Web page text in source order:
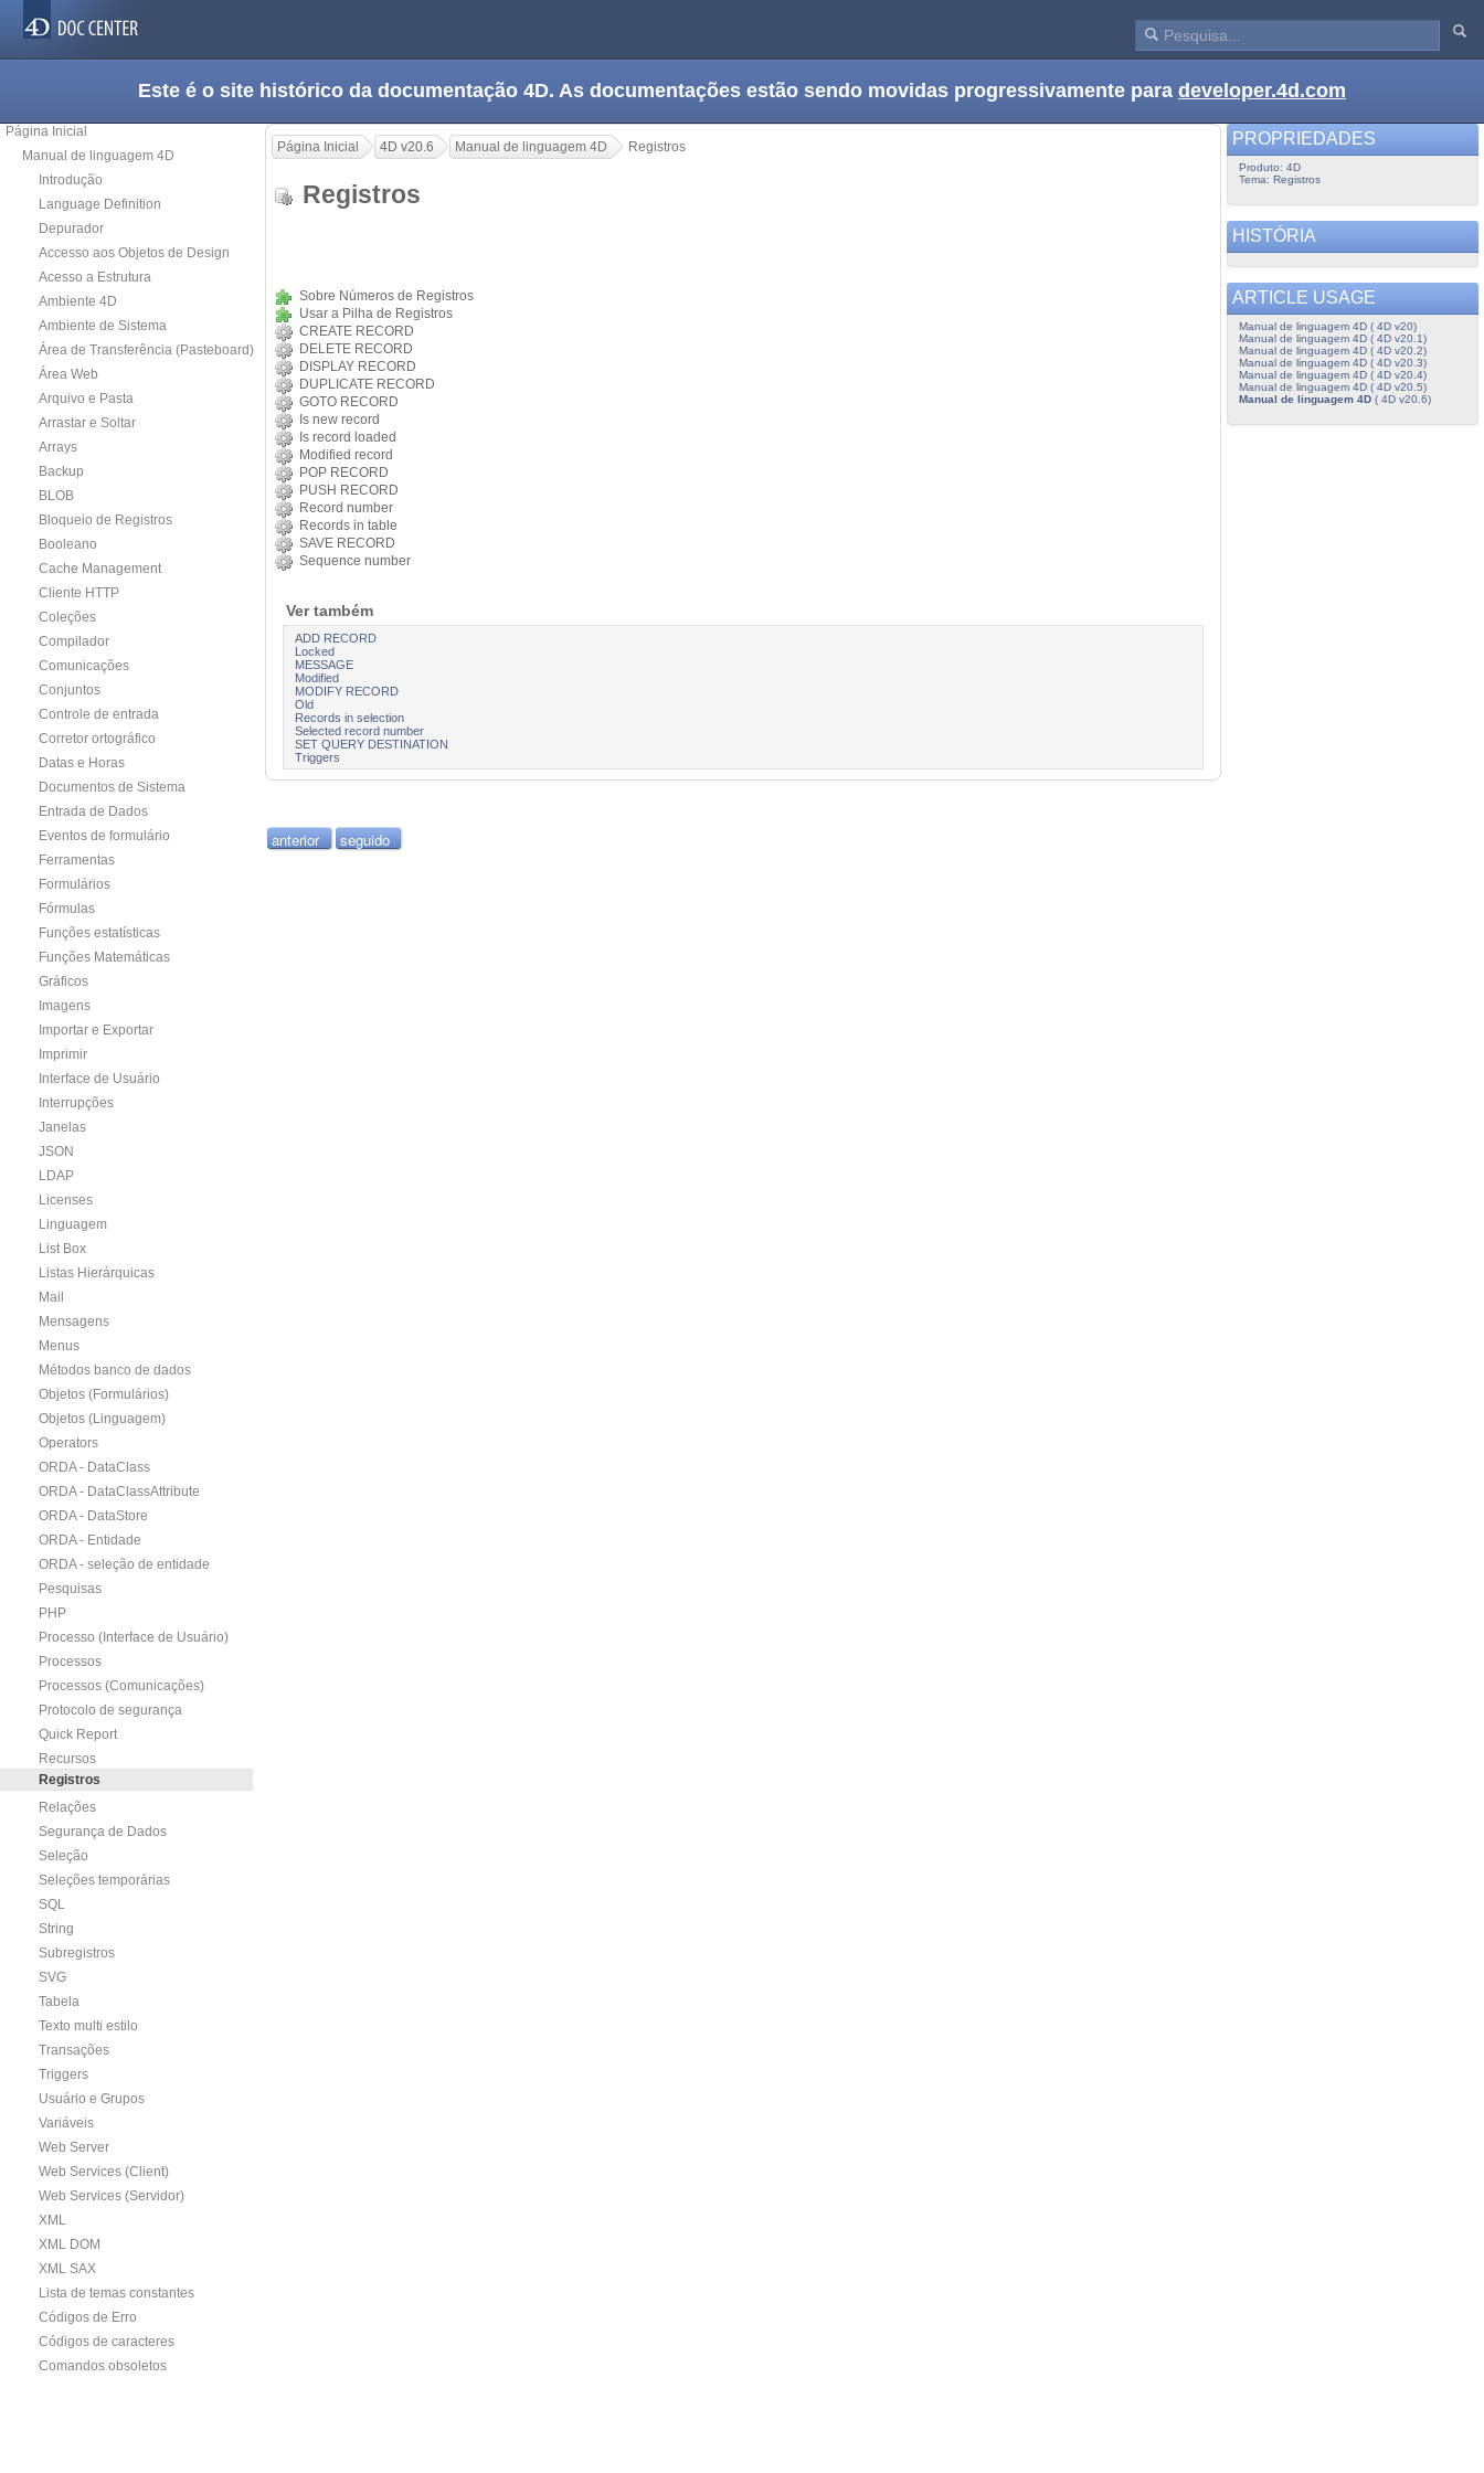
Este é o site histórico da documentação 4D. As documentações estão sendo movidas progressivamente para developer.4d.com
Página Inicial
Manual de linguagem 4D
Introdução
Language Definition
Depurador
Accesso aos Objetos de Design
Acesso a Estrutura
Ambiente 4D
Ambiente de Sistema
Área de Transferência (Pasteboard)
Área Web
Arquivo e Pasta
Arrastar e Soltar
Arrays
Backup
BLOB
Bloqueio de Registros
Booleano
Cache Management
Cliente HTTP
Coleções
Compilador
Comunicações
Conjuntos
Controle de entrada
Corretor ortográfico
Datas e Horas
Documentos de Sistema
Entrada de Dados
Eventos de formulário
Ferramentas
Formulários
Fórmulas
Funções estatísticas
Funções Matemáticas
Gráficos
Imagens
Importar e Exportar
Imprimir
Interface de Usuário
Interrupções
Janelas
JSON
LDAP
Licenses
Linguagem
List Box
Listas Hierárquicas
Mail
Mensagens
Menus
Métodos banco de dados
Objetos (Formulários)
Objetos (Linguagem)
Operators
ORDA - DataClass
ORDA - DataClassAttribute
ORDA - DataStore
ORDA - Entidade
ORDA - seleção de entidade
Pesquisas
PHP
Processo (Interface de Usuário)
Processos
Processos (Comunicações)
Protocolo de segurança
Quick Report
Recursos
Registros
Relações
Segurança de Dados
Seleção
Seleções temporárias
SQL
String
Subregistros
SVG
Tabela
Texto multi estilo
Transações
Triggers
Usuário e Grupos
Variáveis
Web Server
Web Services (Client)
Web Services (Servidor)
XML
XML DOM
XML SAX
Lista de temas constantes
Códigos de Erro
Códigos de caracteres
Comandos obsoletos
Página Inicial 4D v20.6 Manual de linguagem 4D Registros
Registros
Sobre Números de Registros
Usar a Pilha de Registros
CREATE RECORD
DELETE RECORD
DISPLAY RECORD
DUPLICATE RECORD
GOTO RECORD
Is new record
Is record loaded
Modified record
POP RECORD
PUSH RECORD
Record number
Records in table
SAVE RECORD
Sequence number
Ver também
ADD RECORD
Locked
MESSAGE
Modified
MODIFY RECORD
Old
Records in selection
Selected record number
SET QUERY DESTINATION
Triggers
anterior seguido
PROPRIEDADES
Produto: 4D
Tema: Registros
HISTÓRIA
ARTICLE USAGE
Manual de linguagem 4D ( 4D v20)
Manual de linguagem 4D ( 4D v20.1)
Manual de linguagem 4D ( 4D v20.2)
Manual de linguagem 4D ( 4D v20.3)
Manual de linguagem 4D ( 4D v20.4)
Manual de linguagem 4D ( 4D v20.5)
Manual de linguagem 4D( 4D v20.6)